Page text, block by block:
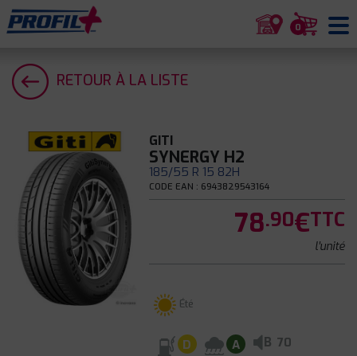
0
RETOUR À LA LISTE
GITI
SYNERGY H2
185/55 R 15 82H
CODE EAN : 6943829543164
78.90€TTC
l'unité
Été
D A B 70